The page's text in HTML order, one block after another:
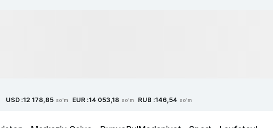
USD :12 178,85 so'm EUR :14 053,18 so'm RUB :146,54 so'm